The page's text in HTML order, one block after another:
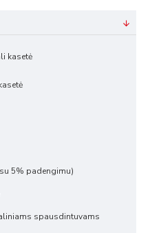
kasetė
5% padengimu)
spausdintuvams